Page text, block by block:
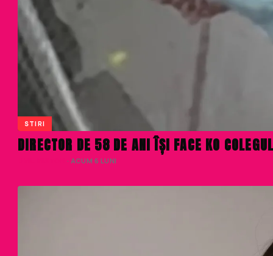
STIRI
DIRECTOR DE 58 DE ANI ÎȘI FACE KO
· ACUM 6 LUNI